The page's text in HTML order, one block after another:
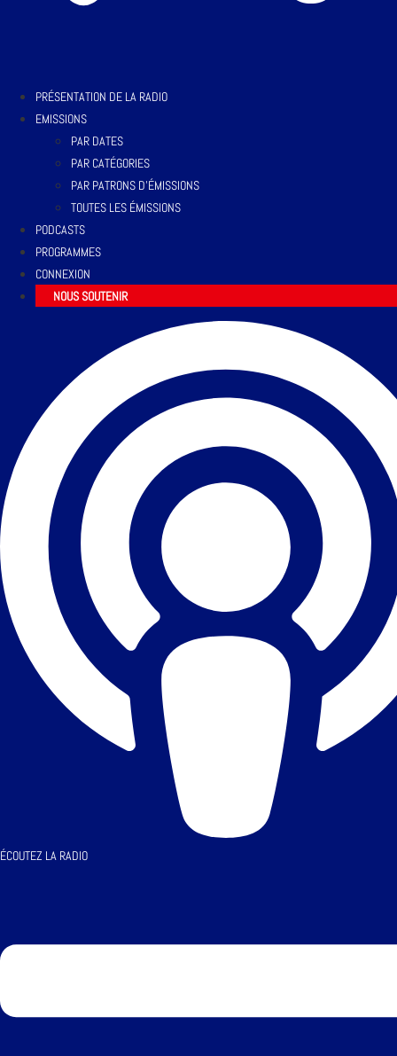
PRÉSENTATION DE LA RADIO
EMISSIONS
PAR DATES
PAR CATÉGORIES
PAR PATRONS D’ÉMISSIONS
TOUTES LES ÉMISSIONS
PODCASTS
PROGRAMMES
CONNEXION
NOUS SOUTENIR
ÉCOUTEZ LA RADIO